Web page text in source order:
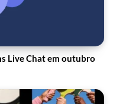
Live Chat em outubro